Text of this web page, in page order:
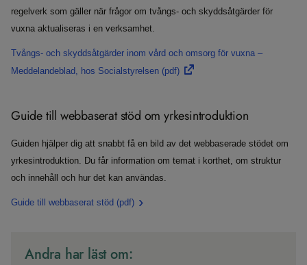
regelverk som gäller när frågor om tvångs- och skyddsåtgärder för
vuxna aktualiseras i en verksamhet.
Tvångs- och skyddsåtgärder inom vård och omsorg för vuxna –
Meddelandeblad, hos Socialstyrelsen (pdf)
Guide till webbaserat stöd om yrkesintroduktion
Guiden hjälper dig att snabbt få en bild av det webbaserade stödet om
yrkesintroduktion. Du får information om temat i korthet, om struktur
och innehåll och hur det kan användas.
Guide till webbaserat stöd (pdf)
Andra har läst om: